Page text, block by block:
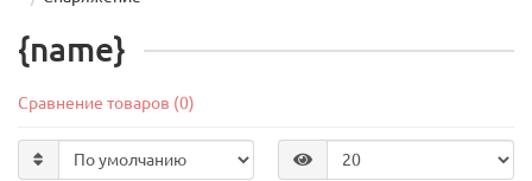
{name}
Сравнение товаров (0)